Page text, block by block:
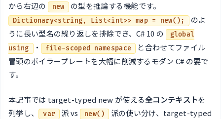
から右辺の
new の型を推論する機能です。
Dictionary<string, List<int>> map = new();
のよ
うに長い型名の繰り返しを排除でき、C# 10 の
global
using ・ file-scoped namespace
と合わせてファイル
冒頭のボイラープレートを大幅に削減するモダン C# の要で
す。
本記事では target-typed new が使える全コンテキストを
列挙し、 var 派 vs new()
派の使い分け、target-typed